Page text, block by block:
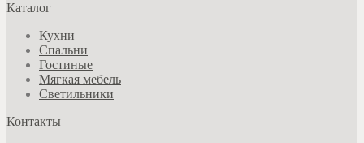
Каталог
Кухни
Спальни
Гостиные
Мягкая мебель
Светильники
Контакты